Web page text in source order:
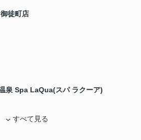
徒町店
泉 Spa LaQua(スパ ラクーア)
すべて見る